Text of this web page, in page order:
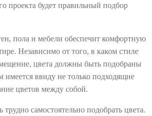
проекта будет правильный подбор
пола и мебели обеспечит комфортную
Независимо от того, в каком стиле
цвета должны быть подобраны
имеется ввиду не только подходящие
цветов между собой.
самостоятельно подобрать цвета.